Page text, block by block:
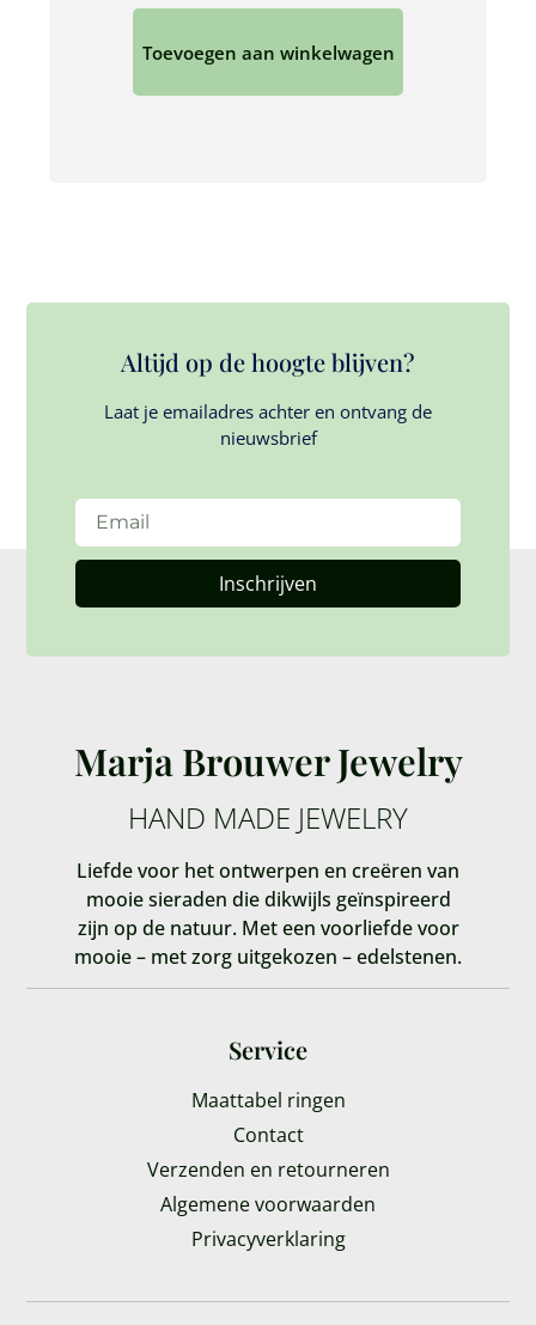
Toevoegen aan winkelwagen
Altijd op de hoogte blijven?
Laat je emailadres achter en ontvang de
nieuwsbrief
Inschrijven
Marja Brouwer Jewelry
HAND MADE JEWELRY
Liefde voor het ontwerpen en creëren van
mooie sieraden die dikwijls geïnspireerd
zijn op de natuur. Met een voorliefde voor
mooie – met zorg uitgekozen – edelstenen.
Service
Maattabel ringen
Contact
Verzenden en retourneren
Algemene voorwaarden
Privacyverklaring